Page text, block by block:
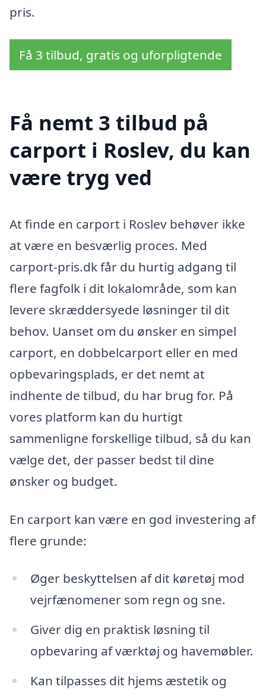
pris.
Få 3 tilbud, gratis og uforpligtende
Få nemt 3 tilbud på
carport i Roslev, du kan
være tryg ved
At finde en carport i Roslev behøver ikke
at være en besværlig proces. Med
carport-pris.dk får du hurtig adgang til
flere fagfolk i dit lokalområde, som kan
levere skræddersyede løsninger til dit
behov. Uanset om du ønsker en simpel
carport, en dobbelcarport eller en med
opbevaringsplads, er det nemt at
indhente de tilbud, du har brug for. På
vores platform kan du hurtigt
sammenligne forskellige tilbud, så du kan
vælge det, der passer bedst til dine
ønsker og budget.
En carport kan være en god investering af
flere grunde:
Øger beskyttelsen af dit køretøj mod
vejrfænomener som regn og sne.
Giver dig en praktisk løsning til
opbevaring af værktøj og havemøbler.
Kan tilpasses dit hjems æstetik og